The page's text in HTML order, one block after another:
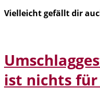
Vielleicht gefällt dir
ist nichts für